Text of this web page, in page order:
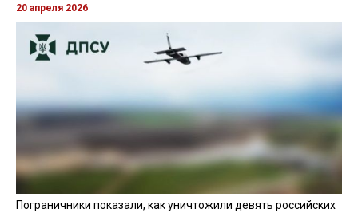
20 апреля 2026
Пограничники показали, как уничтожили девять российских